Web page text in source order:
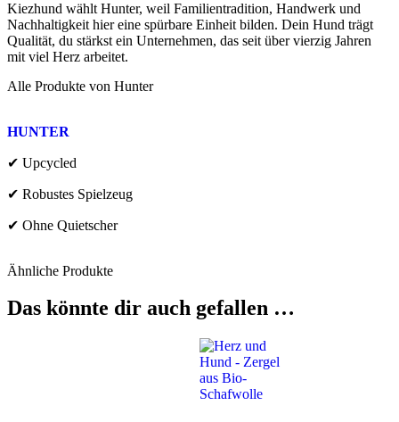
Kiezhund wählt Hunter, weil Familientradition, Handwerk und
Nachhaltigkeit hier eine spürbare Einheit bilden. Dein Hund trägt
Qualität, du stärkst ein Unternehmen, das seit über vierzig Jahren
mit viel Herz arbeitet.
Alle Produkte von Hunter
HUNTER
✔ Upcycled
✔ Robustes Spielzeug
✔ Ohne Quietscher
Ähnliche Produkte
Das könnte dir auch gefallen …